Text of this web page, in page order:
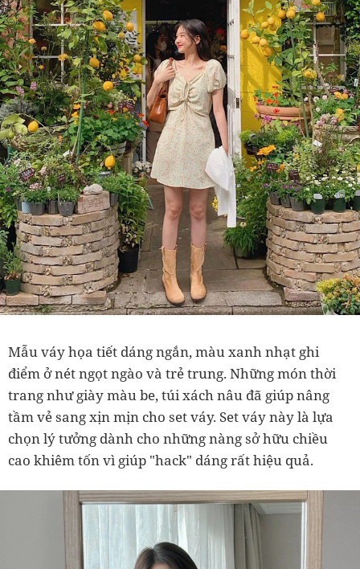
Mẫu váy họa tiết dáng ngắn, màu xanh nhạt ghi
điểm ở nét ngọt ngào và trẻ trung. Những món thời
trang như giày màu be, túi xách nâu đã giúp nâng
tầm vẻ sang xịn mịn cho set váy. Set váy này là lựa
chọn lý tưởng dành cho những nàng sở hữu chiều
cao khiêm tốn vì giúp "hack" dáng rất hiệu quả.